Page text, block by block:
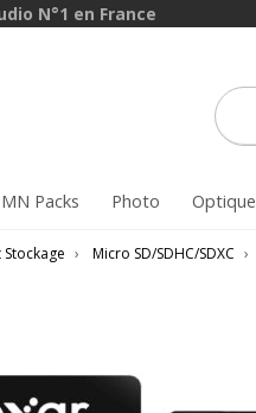
N°1 en France
MN Packs Photo Optique
› Micro SD/SDHC/SDXC ›